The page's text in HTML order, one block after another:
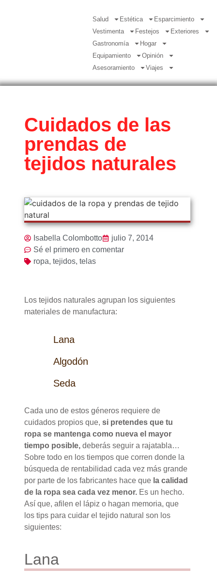
Salud Estética
Esparcimiento
Vestimenta
Festejos
Exteriores
Gastronomía
Hogar
Equipamiento
Opinión
Asesoramiento
Viajes
Cuidados de las
prendas de
tejidos naturales
Isabella Colombotto
julio 7, 2014
Sé el primero en comentar
ropa, tejidos, telas
Los tejidos naturales agrupan los siguientes
materiales de manufactura:
Lana
Algodón
Seda
Cada uno de estos géneros requiere de
cuidados propios que, si pretendes que tu
ropa se mantenga como nueva el mayor
tiempo posible, deberás seguir a rajatabla…
Sobre todo en los tiempos que corren donde la
búsqueda de rentabilidad cada vez más grande
por parte de los fabricantes hace que la calidad
de la ropa sea cada vez menor. Es un hecho.
Así que, afilen el lápiz o hagan memoria, que
los tips para cuidar el tejido natural son los
siguientes:
Lana